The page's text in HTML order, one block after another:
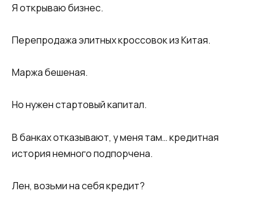
Я открываю бизнес.
Перепродажа элитных кроссовок из Китая.
Маржа бешеная.
Но нужен стартовый капитал.
В банках отказывают, у меня там… кредитная
история немного подпорчена.
Лен, возьми на себя кредит?